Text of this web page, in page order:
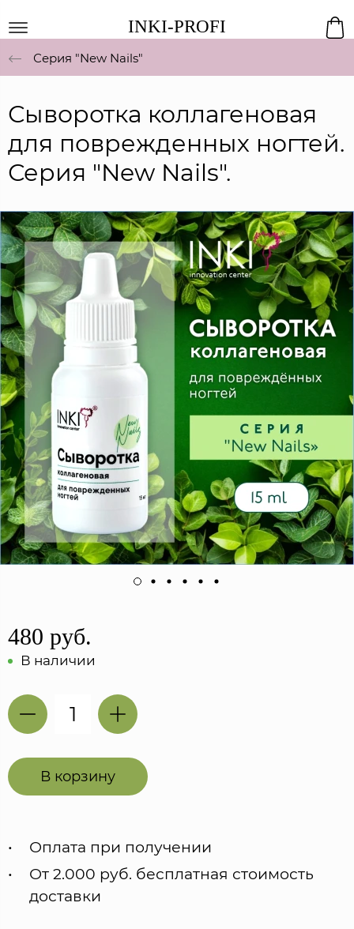
INKI-PROFI
Серия "New Nails"
Сыворотка коллагеновая
для поврежденных ногтей.
Серия "New Nails".
480 руб.
В наличии
В корзину
Оплата при получении
От 2.000 руб. бесплатная стоимость
доставки